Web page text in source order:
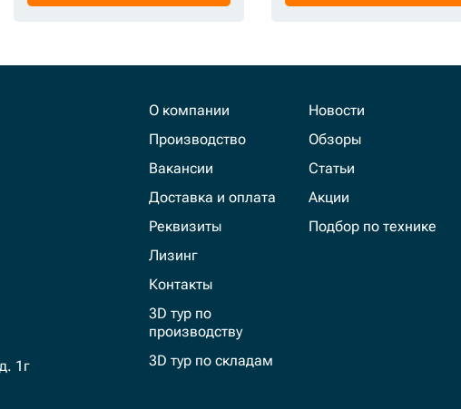
1г
О компании
Производство
Вакансии
Доставка и оплата
Реквизиты
Лизинг
Контакты
3D тур по
производству
3D тур по складам
Новости
Обзоры
Статьи
Акции
Подбор по технике